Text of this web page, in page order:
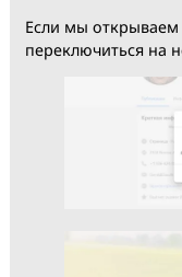
Если мы
переключиться